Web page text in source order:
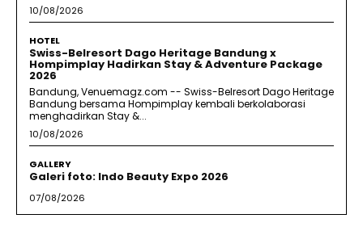
10/08/2026
HOTEL
Swiss-Belresort Dago Heritage Bandung x
Hompimplay Hadirkan Stay & Adventure Package
2026
Bandung, Venuemagz.com -- Swiss-Belresort Dago Heritage
Bandung bersama Hompimplay kembali berkolaborasi
menghadirkan Stay &...
10/08/2026
GALLERY
Galeri foto: Indo Beauty Expo 2026
07/08/2026